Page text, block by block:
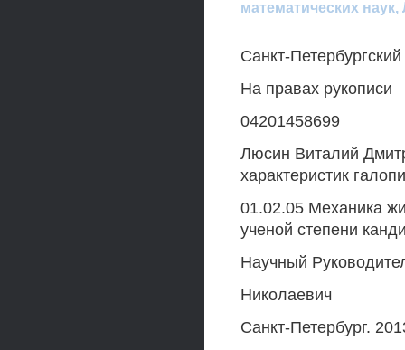
математических
Санкт-
На правах рукописи
04201458699
Люсин Виталий
характеристик
01.02.05 Механика
ученой степени
Научный
Николаевич
Санкт-Петербург.